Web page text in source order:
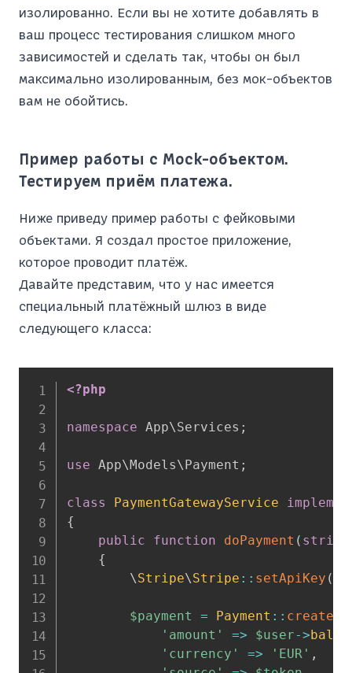
изолированно. Если вы не хотите добавлять в
ваш процесс тестирования слишком много
зависимостей и сделать так, чтобы он был
максимально изолированным, без мок-объектов
вам не обойтись.
Пример работы с Mock-объектом.
Тестируем приём платежа.
Ниже приведу пример работы с фейковыми
объектами. Я создал простое приложение,
которое проводит платёж.
Давайте представим, что у нас имеется
специальный платёжный шлюз в виде
следующего класса:
<?php
namespace App\Services ;
use App\ Models\ Payment ;
class PaymentGatewayService
{
public
function doPayment ( string
{
\Stripe\Stripe :: setApiKey (
$payment = Payment :: create
'amount'
=> $user->
'currency'
=> 'EUR' ,